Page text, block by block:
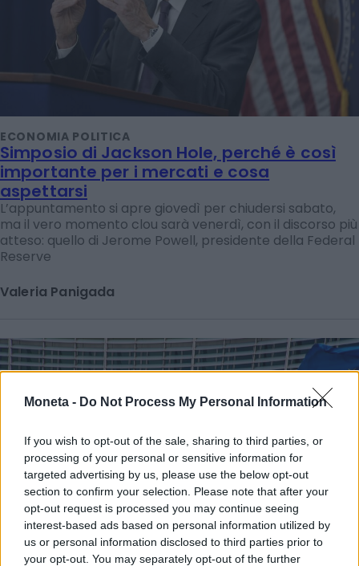
Moneta - Do Not Process My Personal Information
If you wish to opt-out of the sale, sharing to third parties, or
processing of your personal or sensitive information for
targeted advertising by us, please use the below opt-out
section to confirm your selection. Please note that after your
opt-out request is processed you may continue seeing
interest-based ads based on personal information utilized by
us or personal information disclosed to third parties prior to
your opt-out. You may separately opt-out of the further
ECONOMIA POLITICA
Simposio di Jackson Hole, perché è così
importante per i mercati e cosa
aspettarsi
L’appuntamento si apre giovedì per chiudersi sabato,
ma il vero momento clou sarà venerdì, con il discorso più
atteso: quello di Jerome Powell, presidente della Federal
Reserve
Valeria Panigada